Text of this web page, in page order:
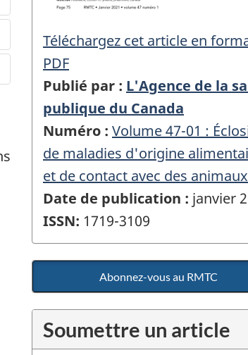
Téléchargez cet article en
PDF
Publié par : L'Agence de la
publique du Canada
Numéro : Volume 47-01 :
de maladies d'origine
et de contact avec des animaux
Date de publication : janvier
ISSN: 1719-3109
Abonnez-vous au RMTC
Soumettre un article